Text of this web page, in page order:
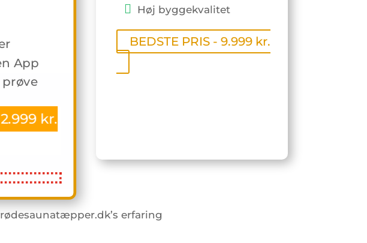
App
prøve
kr.
Høj byggekvalitet
BEDSTE PRIS - 9.999 kr.
erfaring